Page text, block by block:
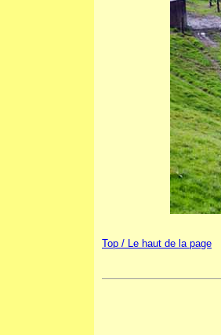
Top / Le haut de la page